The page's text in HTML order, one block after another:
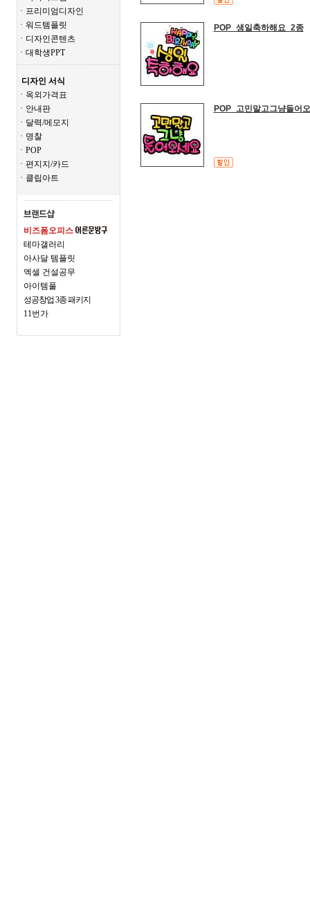
ㆍ프리미엄디자인
ㆍ워드템플릿
ㆍ디자인콘텐츠
ㆍ대학생PPT
디자인 서식
ㆍ옥외가격표
ㆍ안내판
ㆍ달력/메모지
ㆍ명찰
ㆍPOP
ㆍ편지지/카드
ㆍ클립아트
비즈폼오피스
테마갤러리
아사달 템플릿
엑셀 건설공무
아이템풀
성공창업 3종 패키지
11번가
POP_생일축하해요_2종
POP_고민말고그냥들어